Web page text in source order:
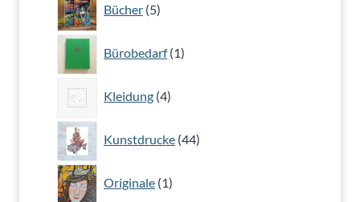
Bücher 5
Produkte
Bürobedarf 1
Produkt
Kleidung 4
Produkte
Kunstdrucke 44
Produkte
Originale 1
Produkt